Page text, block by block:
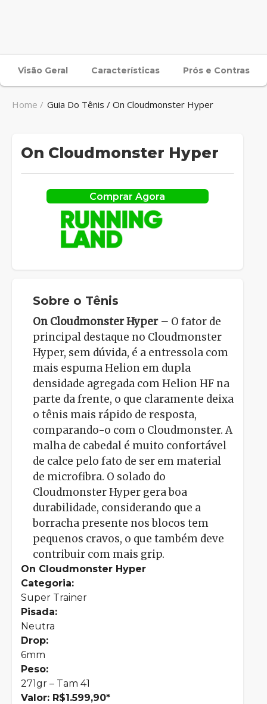
Visão Geral Características Prós e Contras
Home / Guia Do Tênis / On Cloudmonster Hyper
On Cloudmonster Hyper
Comprar Agora
Sobre o Tênis
On Cloudmonster Hyper – O fator de
principal destaque no Cloudmonster
Hyper, sem dúvida, é a entressola com
mais espuma Helion em dupla
densidade agregada com Helion HF na
parte da frente, o que claramente deixa
o tênis mais rápido de resposta,
comparando-o com o Cloudmonster. A
malha de cabedal é muito confortável
de calce pelo fato de ser em material
de microfibra. O solado do
Cloudmonster Hyper gera boa
durabilidade, considerando que a
borracha presente nos blocos tem
pequenos cravos, o que também deve
contribuir com mais grip.
On Cloudmonster Hyper
Categoria:
Super Trainer
Pisada:
Neutra
Drop:
6mm
Peso:
271gr – Tam 41
Valor: R$1.599,90*